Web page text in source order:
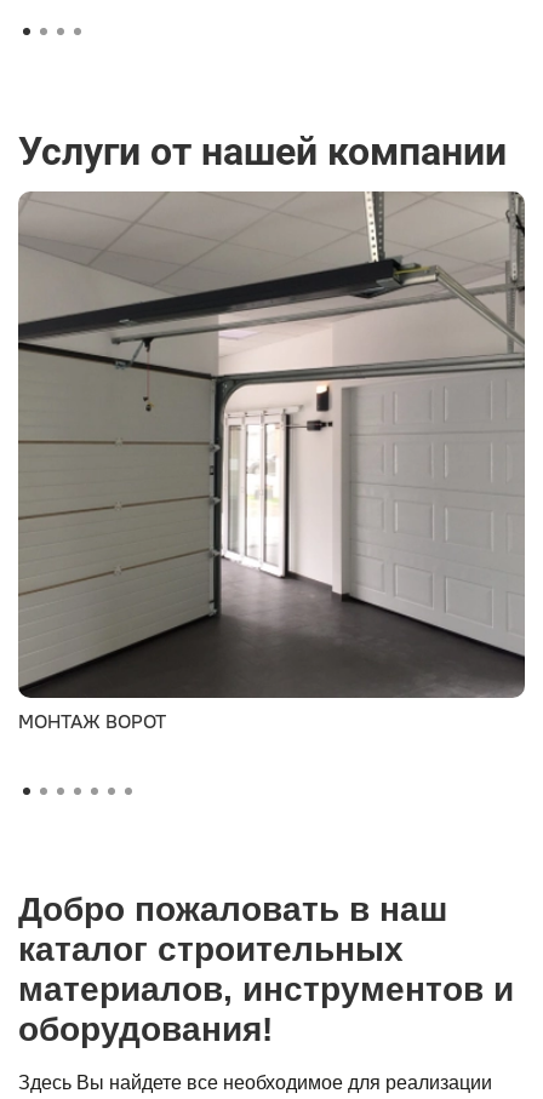
Услуги от нашей компании
МОНТАЖ ВОРОТ
Добро пожаловать в наш
каталог строительных
материалов, инструментов и
оборудования!
Здесь Вы найдете все необходимое для реализации